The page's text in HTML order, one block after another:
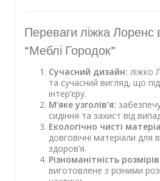
Переваги ліжка Лоренс
“Меблі Городок”
Сучасний дизайн: ліжко
та сучасний вигляд, що
інтер’єру.
М’яке узголів’я:
сидіння та захист від
Екологічно чисті
довговічні матеріали
здоров’я.
Різноманітність
виготовлене з різними